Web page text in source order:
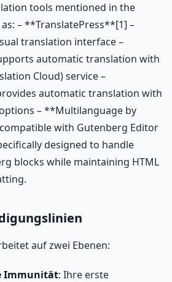
tools mentioned in the
– **TranslatePress**[1] –
translation interface –
automatic translation with
Cloud) service –
automatic translation with
– **Multilanguage by
with Gutenberg Editor
designed to handle
blocks while maintaining HTML
auf zwei Ebenen:
Immunität: Ihre erste